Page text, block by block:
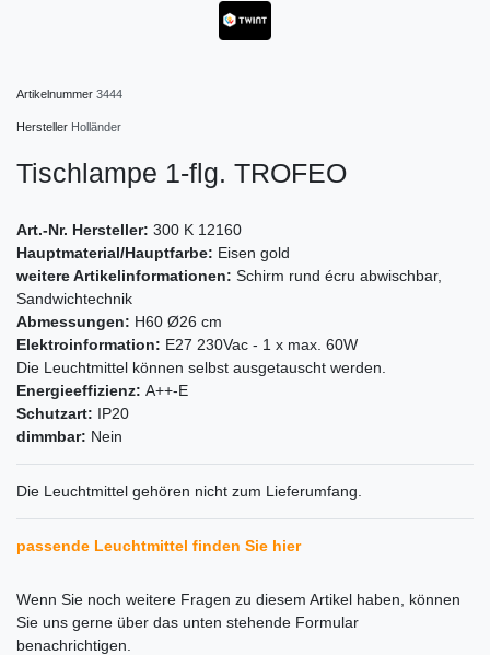
Artikelnummer 3444
Hersteller Holländer
Tischlampe 1-flg. TROFEO
Art.-Nr. Hersteller: 300 K 12160
Hauptmaterial/Hauptfarbe: Eisen gold
weitere Artikelinformationen: Schirm rund écru abwischbar,
Sandwichtechnik
Abmessungen: H60 Ø26 cm
Elektroinformation: E27 230Vac - 1 x max. 60W
Die Leuchtmittel können selbst ausgetauscht werden.
Energieeffizienz: A++-E
Schutzart: IP20
dimmbar: Nein
Die Leuchtmittel gehören nicht zum Lieferumfang.
passende Leuchtmittel finden Sie hier
Wenn Sie noch weitere Fragen zu diesem Artikel haben, können
Sie uns gerne über das unten stehende Formular
benachrichtigen.